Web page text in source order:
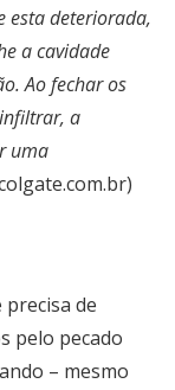
esta deteriorada,
a cavidade
Ao fechar os
a
uma
de
pelo pecado
– mesmo